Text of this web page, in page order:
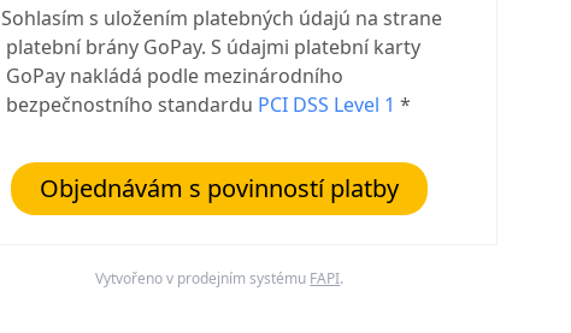
Sohlasím s uložením platebných údajú na strane
platební brány GoPay. S údajmi platební karty
GoPay nakládá podle mezinárodního
bezpečnostního standardu PCI DSS Level 1 *
Objednávám s povinností platby
Vytvořeno v prodejním systému FAPI.